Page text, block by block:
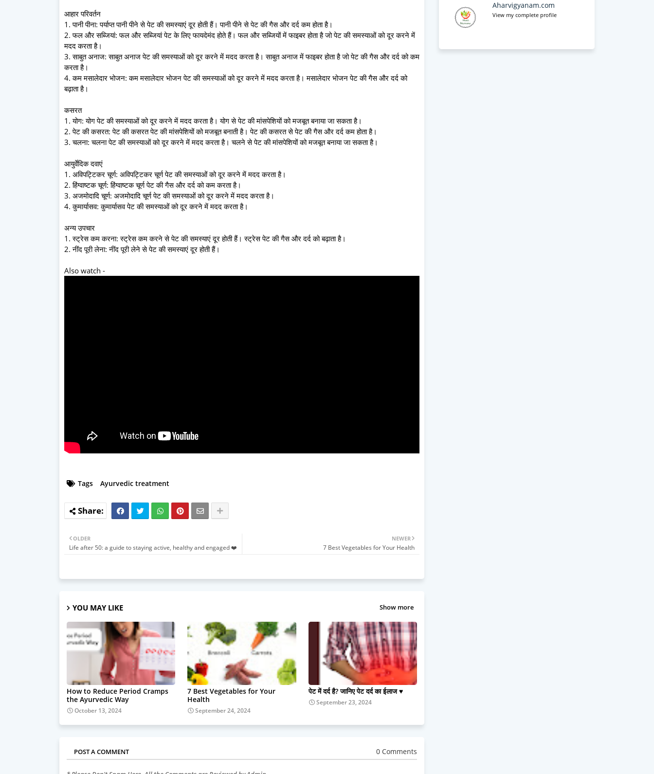
आहार परिवर्तन
1. पानी पीना: पर्याप्त पानी पीने से पेट की समस्याएं दूर होती हैं। पानी पीने से पेट की गैस और दर्द कम होता है।
2. फल और सब्जियां: फल और सब्जियां पेट के लिए फायदेमंद होते हैं। फल और सब्जियों में फाइबर होता है जो पेट की समस्याओं को दूर करने में
मदद करता है।
3. साबुत अनाज: साबुत अनाज पेट की समस्याओं को दूर करने में मदद करता है। साबुत अनाज में फाइबर होता है जो पेट की गैस और दर्द को कम
करता है।
4. कम मसालेदार भोजन: कम मसालेदार भोजन पेट की समस्याओं को दूर करने में मदद करता है। मसालेदार भोजन पेट की गैस और दर्द को
बढ़ाता है।
कसरत
1. योग: योग पेट की समस्याओं को दूर करने में मदद करता है। योग से पेट की मांसपेशियों को मजबूत बनाया जा सकता है।
2. पेट की कसरत: पेट की कसरत पेट की मांसपेशियों को मजबूत बनाती है। पेट की कसरत से पेट की गैस और दर्द कम होता है।
3. चलना: चलना पेट की समस्याओं को दूर करने में मदद करता है। चलने से पेट की मांसपेशियों को मजबूत बनाया जा सकता है।
आयुर्वेदिक दवाएं
1. अविपट्टिकर चूर्ण: अविपट्टिकर चूर्ण पेट की समस्याओं को दूर करने में मदद करता है।
2. हिंग्वाष्टक चूर्ण: हिंग्वाष्टक चूर्ण पेट की गैस और दर्द को कम करता है।
3. अजमोदादि चूर्ण: अजमोदादि चूर्ण पेट की समस्याओं को दूर करने में मदद करता है।
4. कुमार्यासव: कुमार्यासव पेट की समस्याओं को दूर करने में मदद करता है।
अन्य उपचार
1. स्ट्रेस कम करना: स्ट्रेस कम करने से पेट की समस्याएं दूर होती हैं। स्ट्रेस पेट की गैस और दर्द को बढ़ाता है।
2. नींद पूरी लेना: नींद पूरी लेने से पेट की समस्याएं दूर होती हैं।
Also watch -
Tags Ayurvedic treatment
NEWER
7 Best Vegetables for Your Health
OLDER
Life after 50: a guide to staying active, healthy and engaged ❤️
YOU MAY LIKE Show more
How to Reduce Period Cramps
the Ayurvedic Way
October 13, 2024
7 Best Vegetables for Your
Health
September 24, 2024
पेट में दर्द है? जानिए पेट दर्द का ईलाज ♥️
September 23, 2024
POST A COMMENT 0 Comments
Aharvigyanam.com
View my complete profile